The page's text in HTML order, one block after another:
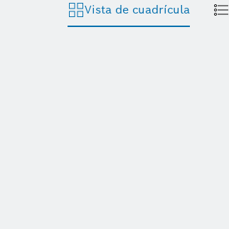
Vista de cuadrícula